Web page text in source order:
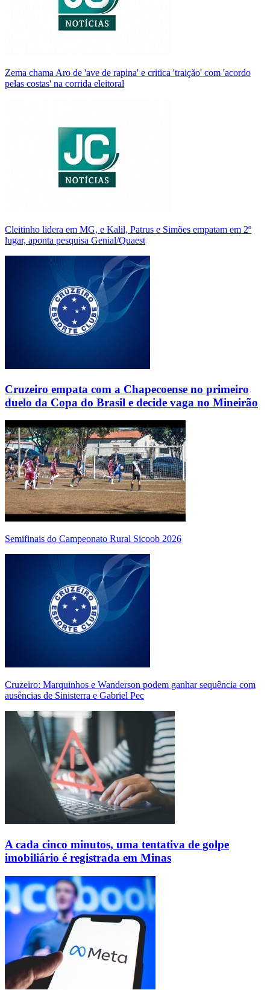
Zema chama Aro de 'ave de rapina' e critica 'traição' com 'acordo
pelas costas' na corrida eleitoral
Cleitinho lidera em MG, e Kalil, Patrus e Simões empatam em 2º
lugar, aponta pesquisa Genial/Quaest
Cruzeiro empata com a Chapecoense no primeiro
duelo da Copa do Brasil e decide vaga no Mineirão
Semifinais do Campeonato Rural Sicoob 2026
Cruzeiro: Marquinhos e Wanderson podem ganhar sequência com
ausências de Sinisterra e Gabriel Pec
A cada cinco minutos, uma tentativa de golpe
imobiliário é registrada em Minas